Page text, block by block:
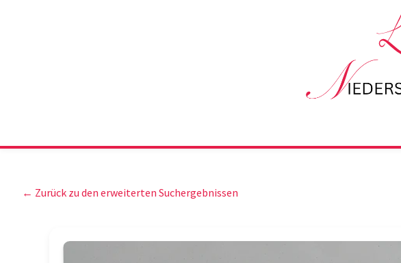
← Zurück zu den erweiterten Suchergebnissen